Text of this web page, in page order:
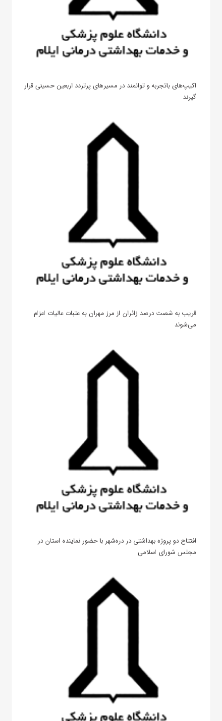
اکیپ‌های باتجربه و توانمند در مسیرهای پرتردد اربعین حسینی قرار
گیرند
قریب به شصت درصد زائران از مرز مهران به عتبات عالیات اعزام
می‌شوند
افتتاح دو پروژه بهداشتی در دره‌شهر با حضور نماینده استان در
مجلس شورای اسلامی